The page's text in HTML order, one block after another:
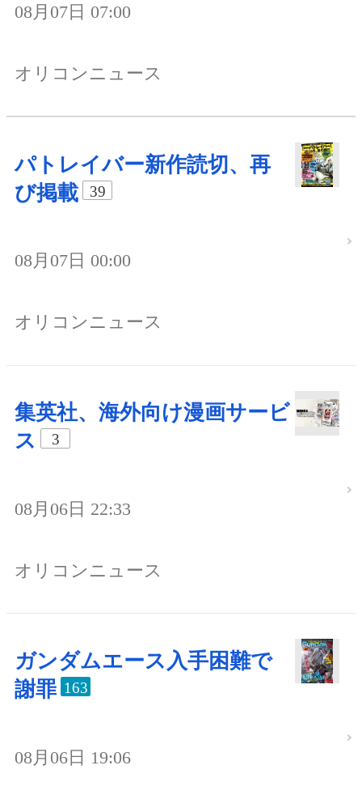
08月07日 07:00
オリコンニュース
パトレイバー新作読切、再
び掲載
39
08月07日 00:00
オリコンニュース
集英社、海外向け漫画サービ
ス
3
08月06日 22:33
オリコンニュース
ガンダムエース入手困難で
謝罪 163
08月06日 19:06